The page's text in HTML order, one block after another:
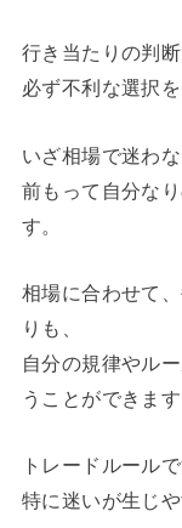
行き当たりの判断
必ず不利な選択
いざ相場で迷わ
前もって自分な
す。
相場に合わせて
りも、
自分の規律やル
うことができます
トレードルール
特に迷いが生じ